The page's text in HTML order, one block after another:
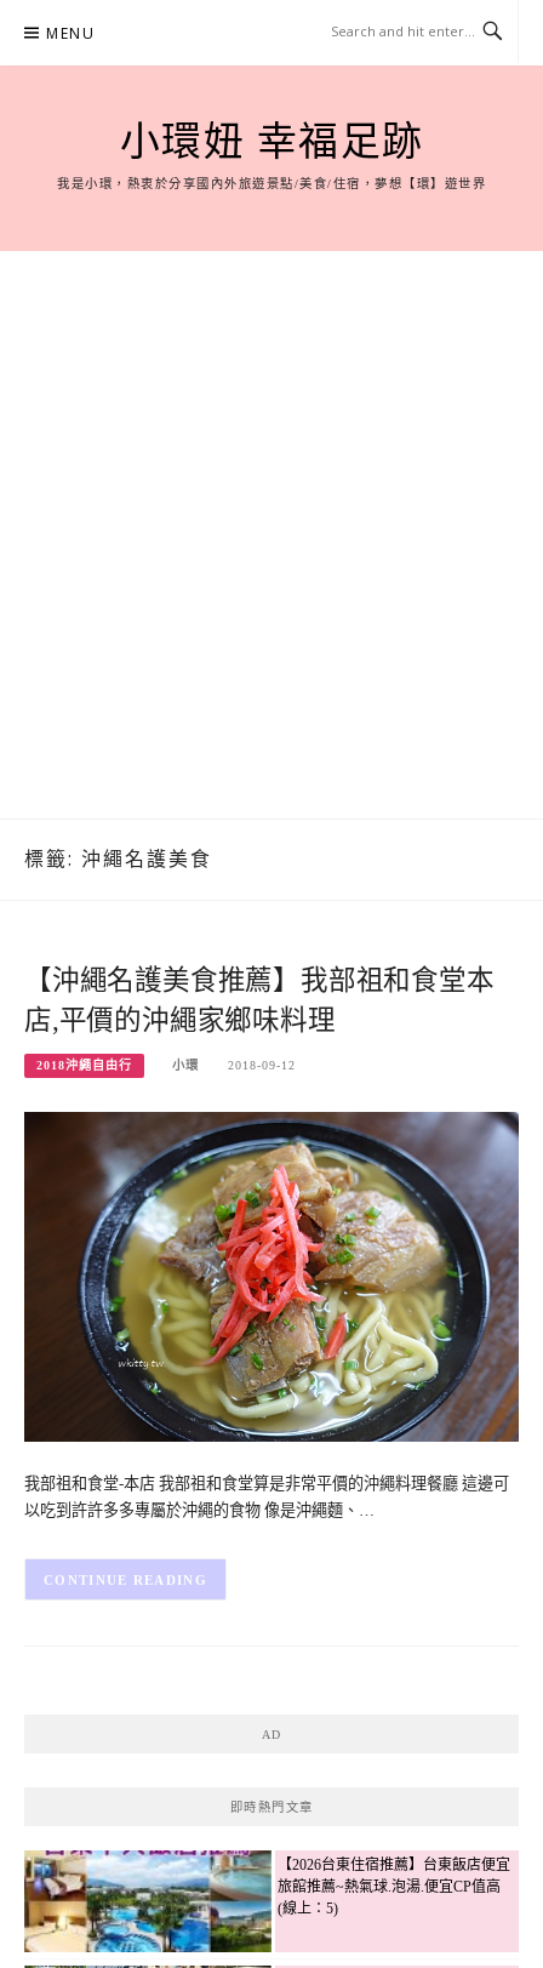
content
MENU
小環妞 幸福足跡
我是小環，熱衷於分享國內外旅遊景點/美食/住宿，夢想【環】遊世界
標籤: 沖繩名護美食
【沖繩名護美食推薦】我部祖和食堂本
店,平價的沖繩家鄉味料理
2018沖繩自由行 小環 2018-09-12
我部祖和食堂-本店 我部祖和食堂算是非常平價的沖繩料理餐廳 這邊可
以吃到許許多多專屬於沖繩的食物 像是沖繩麵、…
CONTINUE READING
AD
即時熱門文章
【2026台東住宿推薦】台東飯店便宜
旅館推薦~熱氣球.泡湯.便宜CP值高
(線上：5)